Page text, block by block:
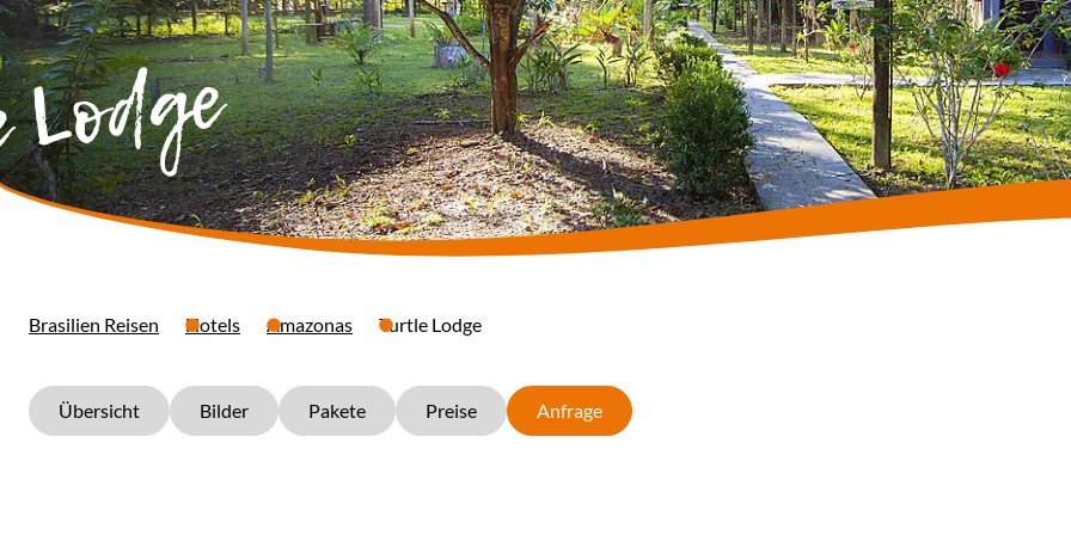
Brasilien Reisen Hotels Amazonas Turtle Lodge
Übersicht Bilder Pakete Preise Anfrage